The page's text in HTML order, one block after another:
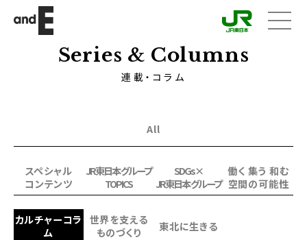
メニ
Series & Columns
連載・コラム
All
スペシャル
コンテンツ
JR東日本グループ
TOPICS
SDGs×
JR東日本グループ
働く 集う 和む
空間の可能性
カルチャーコラ
ム
世界を支える
ものづくり
東北に生きる